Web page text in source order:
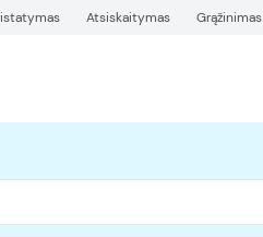
Atsiskaitymas Grąžinimas